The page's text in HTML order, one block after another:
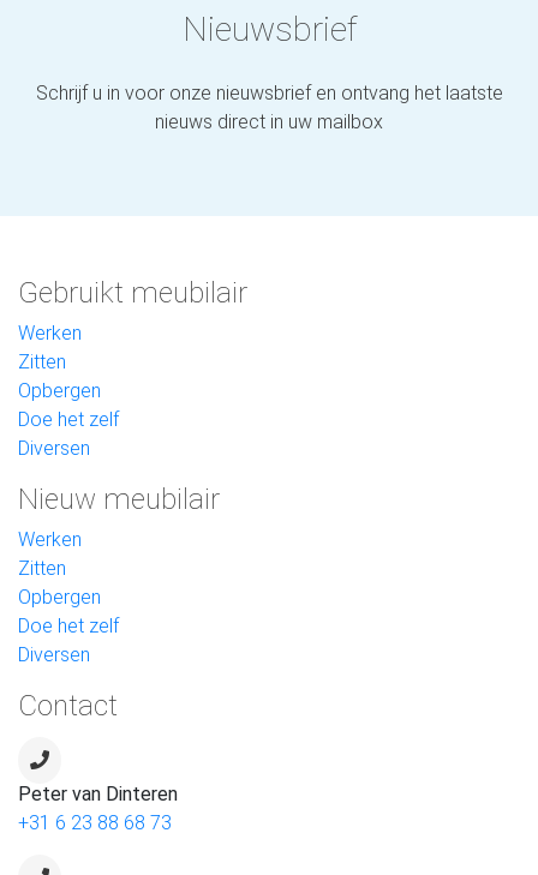
Nieuwsbrief
Schrijf u in voor onze nieuwsbrief en ontvang het laatste
nieuws direct in uw mailbox
Gebruikt meubilair
Werken
Zitten
Opbergen
Doe het zelf
Diversen
Nieuw meubilair
Werken
Zitten
Opbergen
Doe het zelf
Diversen
Contact
Peter van Dinteren
+31 6 23 88 68 73